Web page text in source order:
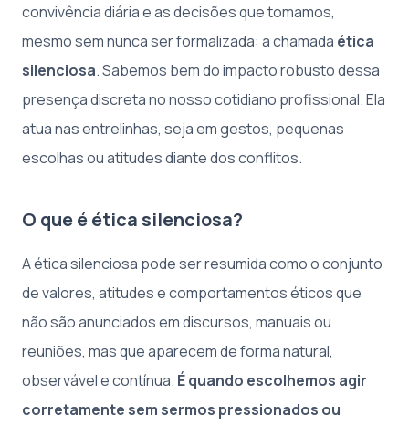
convivência diária e as decisões que tomamos,
mesmo sem nunca ser formalizada: a chamada ética
silenciosa. Sabemos bem do impacto robusto dessa
presença discreta no nosso cotidiano profissional. Ela
atua nas entrelinhas, seja em gestos, pequenas
escolhas ou atitudes diante dos conflitos.
O que é ética silenciosa?
A ética silenciosa pode ser resumida como o conjunto
de valores, atitudes e comportamentos éticos que
não são anunciados em discursos, manuais ou
reuniões, mas que aparecem de forma natural,
observável e contínua. É quando escolhemos agir
corretamente sem sermos pressionados ou